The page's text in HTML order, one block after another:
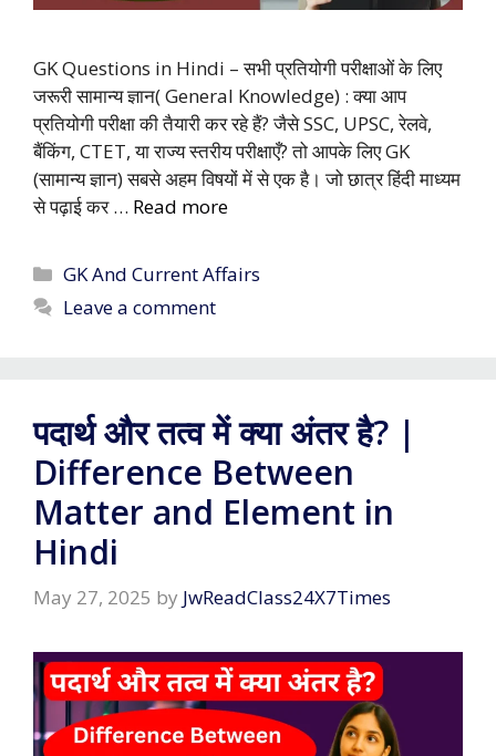
GK Questions in Hindi – सभी प्रतियोगी परीक्षाओं के लिए
जरूरी सामान्य ज्ञान( General Knowledge) : क्या आप
प्रतियोगी परीक्षा की तैयारी कर रहे हैं? जैसे SSC, UPSC, रेलवे,
बैंकिंग, CTET, या राज्य स्तरीय परीक्षाएँ? तो आपके लिए GK
(सामान्य ज्ञान) सबसे अहम विषयों में से एक है। जो छात्र हिंदी माध्यम
से पढ़ाई कर … Read more
Categories
GK And Current Affairs
Leave a comment
पदार्थ और तत्व में क्या अंतर है? |
Difference Between
Matter and Element in
Hindi
May 27, 2025 by JwReadClass24X7Times